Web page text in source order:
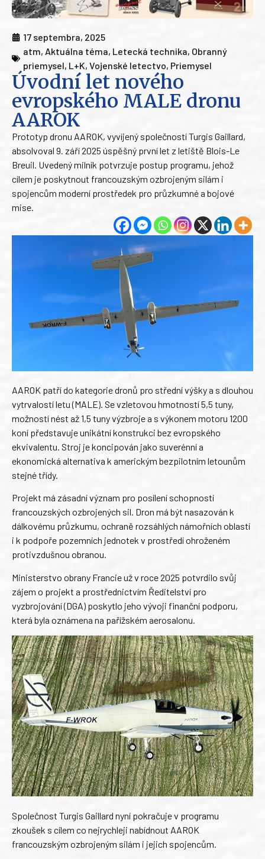
17 septembra, 2025
atm, Aktuálna téma, Letecká technika, Obranný
priemysel, L+K, Vojenské letectvo, Priemysel
Úvodní let nového
evropského MALE dronu
AAROK
Prototyp dronu AAROK, vyvíjený společností Turgis Gaillard,
absolvoval 9. září 2025 úspěšný první let z letiště Blois-Le
Breuil. Uvedený milník potvrzuje postup programu, jehož
cílem je poskytnout francouzským ozbrojeným silám i
spojencům moderní prostředek pro průzkumné a bojové
mise.
AAROK patří do kategorie dronů pro střední výšky a s dlouhou
vytrvalostí letu (MALE). Se vzletovou hmotností 5,5 tuny,
možností nést až 1,5 tuny výzbroje a s výkonem motoru 1200
koní představuje unikátní konstrukci bez evropského
ekvivalentu. Stroj je koncipován jako suverénní a
ekonomická alternativa k americkým bezpilotním letounům
stejné třídy.
Projekt má zásadní význam pro posílení schopností
francouzských ozbrojených sil. Dron má být nasazován k
dálkovému průzkumu, ochraně rozsáhlých námořních oblastí
i k podpoře pozemních jednotek v prostředí ohroženém
protivzdušnou obranou.
Ministerstvo obrany Francie už v roce 2025 potvrdilo svůj
zájem o projekt a prostřednictvím Ředitelství pro
vyzbrojování (DGA) poskytlo jeho vývoji finanční podporu,
která byla oznámena na pařížském aerosalonu.
Společnost Turgis Gaillard nyní pokračuje v programu
zkoušek s cílem co nejrychleji nabídnout AAROK
francouzským ozbrojeným silám i jejich spojencům.